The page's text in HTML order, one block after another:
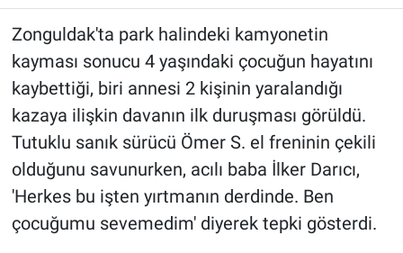
Zonguldak'ta park halindeki kamyonetin
kayması sonucu 4 yaşındaki çocuğun hayatını
kaybettiği, biri annesi 2 kişinin yaralandığı
kazaya ilişkin davanın ilk duruşması görüldü.
Tutuklu sanık sürücü Ömer S. el freninin çekili
olduğunu savunurken, acılı baba İlker Darıcı,
'Herkes bu işten yırtmanın derdinde. Ben
çocuğumu sevemedim' diyerek tepki gösterdi.